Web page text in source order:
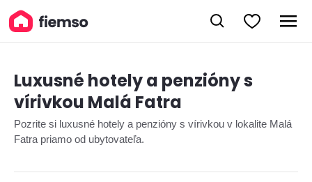
Luxusné hotely a penzióny s
vírivkou Malá Fatra
Pozrite si luxusné hotely a penzióny s vírivkou v lokalite Malá
Fatra priamo od ubytovateľa.